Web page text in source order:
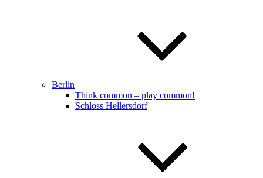
Berlin
Think common – play common!
Schloss Hellersdorf